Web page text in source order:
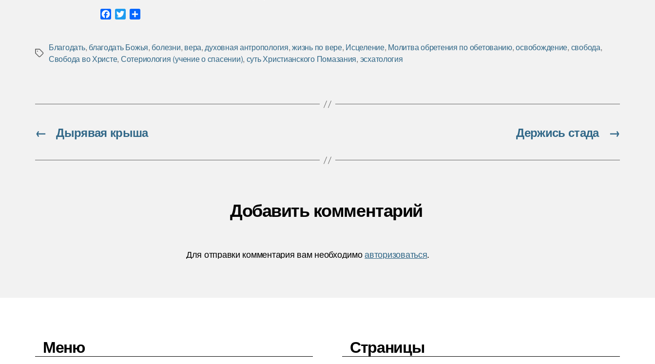
e
b
t
t
р
а
Метки
Благодать, благодать Божья, болезни, вера,духовная антропология,жизнь по вере, Исцеление, Молитва обретения по обетованию,освобождение, свобода,
Свобода во Христе, Сотериология (учение о спасении), суть Христианского Помазания, эсхатология
← Дырявая крыша →
Держись стада
Добавить комментарий
Для отправки комментария вам необходимоавторизоваться.
Меню Страницы